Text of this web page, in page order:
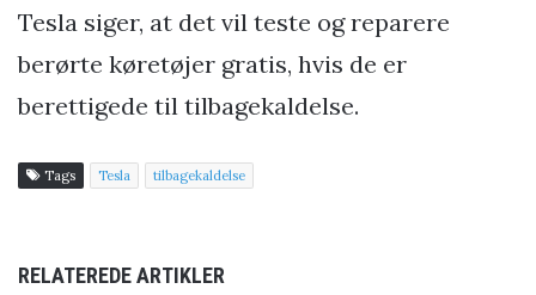
Tesla siger, at det vil teste og reparere
berørte køretøjer gratis, hvis de er
berettigede til tilbagekaldelse.
Tags Tesla tilbagekaldelse
RELATEREDE ARTIKLER